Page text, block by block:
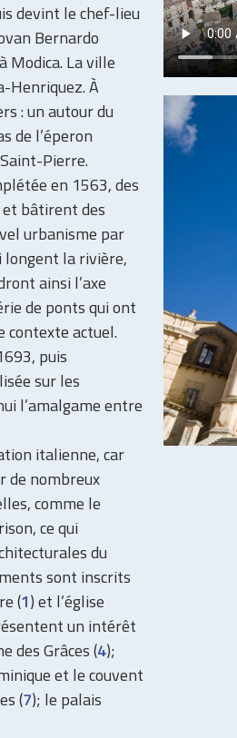
devint le chef-lieu
Bernardo
Modica. La ville
Henriquez. À
: un autour du
de l’éperon
Pierre.
en 1563, des
et bâtirent des
urbanisme par
longent la rivière,
ainsi l’axe
de ponts qui ont
contexte actuel.
puis
sur les
l’amalgame entre
italienne, car
de nombreux
comme le
ce qui
du
sont inscrits
(1) et l’église
un intérêt
des Grâces (4);
et le couvent
(7); le palais